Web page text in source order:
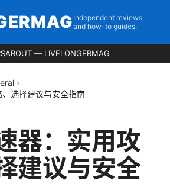
Independent reviews
and how-to guides.
ABOUT — LIVELONGERMAG
›
选择建议与安全指南
器：实用攻
建议与安全